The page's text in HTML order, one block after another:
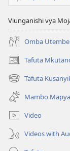
Viunganishi vya
Omba
Tafuta
(opens
new
window)
Tafuta
(opens
new
window)
Mambo Mapya
Video
Videos with